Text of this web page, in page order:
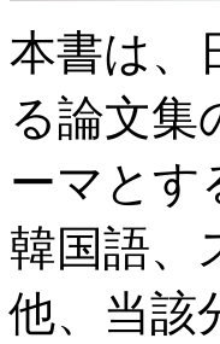
本書は、
る論文集
ーマとす
韓国語、
他、当該